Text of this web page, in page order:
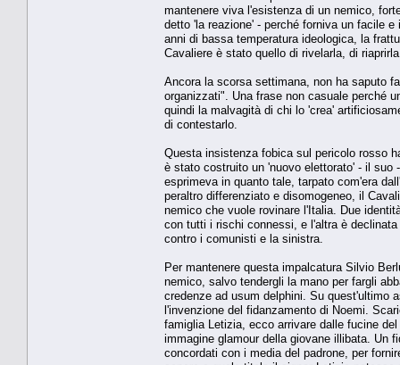
mantenere viva l'esistenza di un nemico,
detto 'la reazione' - perché forniva un facile
anni di bassa temperatura ideologica, la
Cavaliere è stato quello di rivelarla, di
Ancora la scorsa settimana, non ha saputo
organizzati". Una frase non casuale perché
quindi la malvagità di chi lo 'crea'
di contestarlo.
Questa insistenza fobica sul pericolo rosso
è stato costruito un 'nuovo elettorato' - il suo
esprimeva in quanto tale, tarpato com'era
peraltro differenziato e disomogeneo, il
nemico che vuole rovinare l'Italia. Due
con tutti i rischi connessi, e l'altra è
contro i comunisti e la sinistra.
Per mantenere questa impalcatura Silvio
nemico, salvo tendergli la mano per fargli
credenze ad usum delphini. Su quest'ultimo
l'invenzione del fidanzamento di Noemi.
famiglia Letizia, ecco arrivare dalle fucine
immagine glamour della giovane illibata. Un
concordati con i media del padrone, per